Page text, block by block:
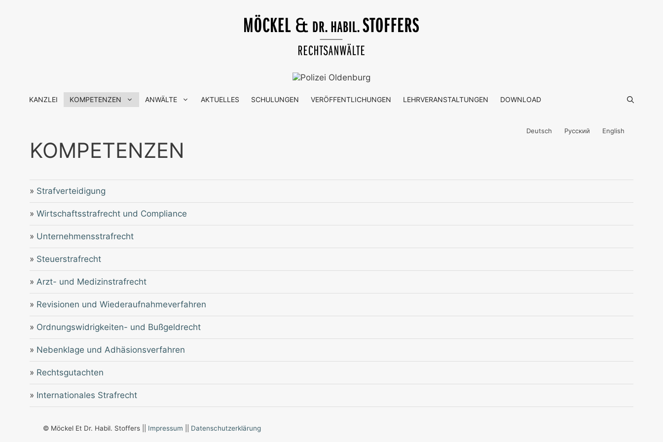
KANZLEI KOMPETENZEN ANWÄLTE AKTUELLES SCHULUNGEN VERÖFFENTLICHUNGEN LEHRVERANSTALTUNGEN DOWNLOAD
Deutsch Русский English
KOMPETENZEN
» Strafverteidigung
» Wirtschaftsstrafrecht und Compliance
» Unternehmensstrafrecht
» Steuerstrafrecht
» Arzt- und Medizinstrafrecht
» Revisionen und Wiederaufnahmeverfahren
» Ordnungswidrigkeiten- und Bußgeldrecht
» Nebenklage und Adhäsionsverfahren
» Rechtsgutachten
» Internationales Strafrecht
© Möckel Et Dr. Habil. Stoffers || Impressum Datenschutzerklärung